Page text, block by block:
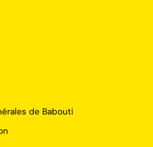
de Babouti